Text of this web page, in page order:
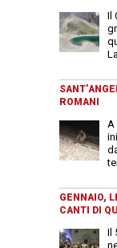
Il
ROMANI
A
GENNAIO,
CANTI DI
Il